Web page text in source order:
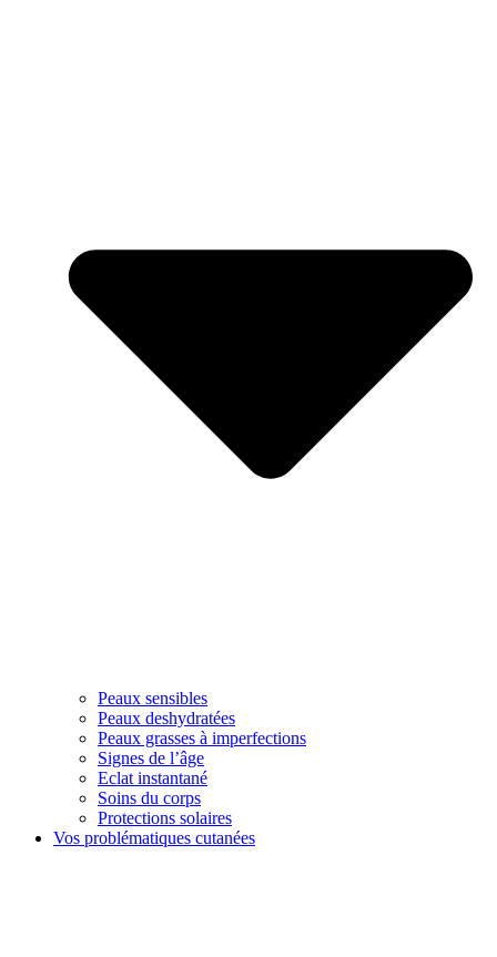
Peaux sensibles
Peaux deshydratées
Peaux grasses à imperfections
Signes de l’âge
Eclat instantané
Soins du corps
Protections solaires
Vos problématiques cutanées